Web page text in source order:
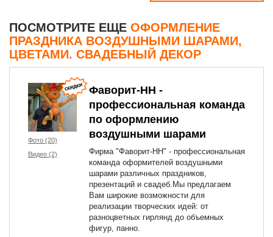
ПОСМОТРИТЕ ЕЩЕ ОФОРМЛЕНИЕ
ПРАЗДНИКА ВОЗДУШНЫМИ ШАРАМИ,
ЦВЕТАМИ. СВАДЕБНЫЙ ДЕКОР
Фото (20)
Видео (2)
Фаворит-НН -
профессиональная команда
по оформлению
воздушными шарами
Фирма "Фаворит-НН" - профессиональная
команда оформителей воздушными
шарами различных праздников,
презентаций и свадеб.Мы предлагаем
Вам широкие возможности для
реализации творческих идей: от
разноцветных гирлянд до объемных
фигур, панно.